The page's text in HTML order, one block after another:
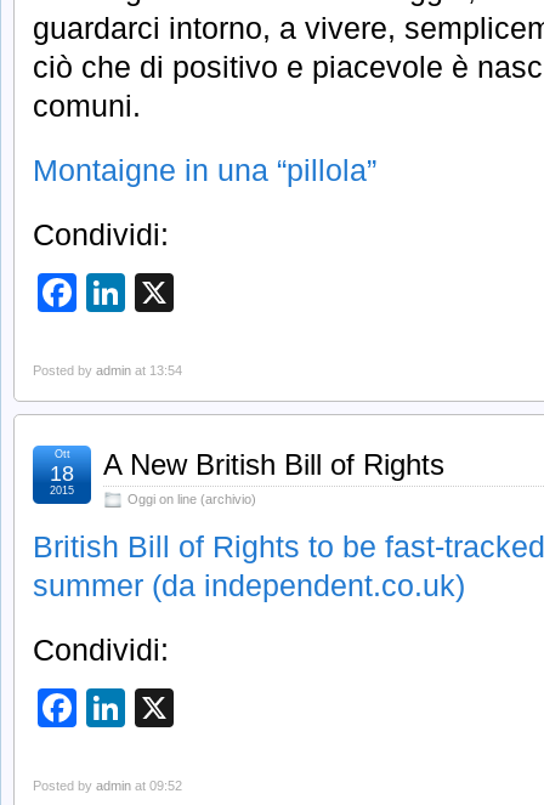
guardarci intorno, a vivere,
ciò che di positivo e piacevole è
comuni.
Montaigne in una “pillola”
Condividi:
Facebook
LinkedIn
Posted by admin at 13:54
A New British Bill of Rights
Oggi on line (archivio)
Ott
18
2015
British Bill of Rights to be fast-
summer (da independent.co.uk)
Condividi:
Facebook
LinkedIn
Posted by admin at 09:52